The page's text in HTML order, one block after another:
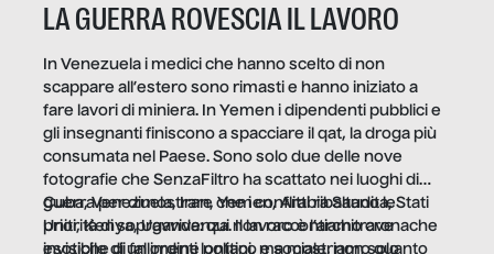
LA GUERRA ROVESCIA IL LAVORO
In Venezuela i medici che hanno scelto di non
scappare all’estero sono rimasti e hanno iniziato a
fare lavori di miniera. In Yemen i dipendenti pubblici e
gli insegnanti finiscono a spacciare il qat, la droga più
consumata nel Paese. Sono solo due delle nove
fotografie che SenzaFiltro ha scattato nei luoghi di
guerra per dimostrare che i conflitti ribaltano le
priorità di sopravvivenza. Il lavoro è l’architrave
invisibile di un ordine politico e sociale, non solo
Cuba, Venezuela, Iran, Yemen, Arabia Saudita, Stati
Uniti, Kenya, Uganda: qui non raccontiamo cronache
esotiche di fallimenti lontani, ma mostriamo quanto